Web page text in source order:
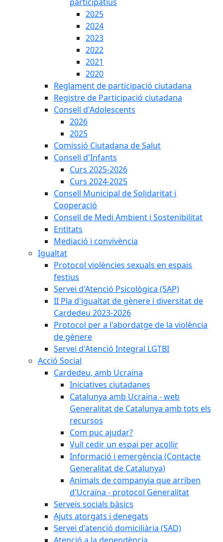
2025
2024
2023
2022
2021
2020
Reglament de participació ciutadana
Registre de Participació ciutadana
Consell d'Adolescents
2026
2025
Comissió Ciutadana de Salut
Consell d'Infants
Curs 2025-2026
Curs 2024-2025
Consell Municipal de Solidaritat i
Cooperació
Consell de Medi Ambient i Sostenibilitat
Entitats
Mediació i convivència
Igualtat
Protocol violències sexuals en espais
festius
Servei d'Atenció Psicològica (SAP)
II Pla d'igualtat de gènere i diversitat de
Cardedeu 2023-2026
Protocol per a l'abordatge de la violència
de gènere
Servei d'Atenció Integral LGTBI
Acció Social
Cardedeu, amb Ucraïna
Iniciatives ciutadanes
Catalunya amb Ucraïna - web
Generalitat de Catalunya amb tots els
recursos
Com puc ajudar?
Vull cedir un espai per acollir
Informació i emergència (Contacte
Generalitat de Catalunya)
Animals de companyia que arriben
d'Ucraïna - protocol Generalitat
Serveis socials bàsics
Ajuts atorgats i denegats
Servei d'atenció domiciliària (SAD)